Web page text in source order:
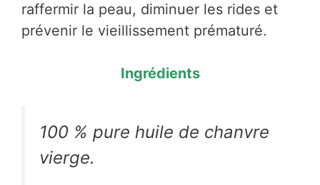
raffermir la peau, diminuer les rides et
prévenir le vieillissement prématuré.
Ingrédients
100 % pure huile de chanvre
vierge.